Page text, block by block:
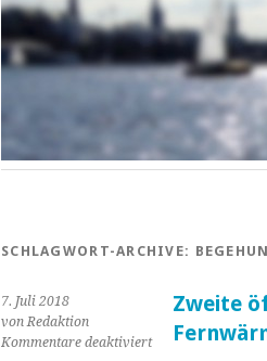
SCHLAGWORT-ARCHIVE:
7. Juli 2018
von Redaktion
Kommentare deaktiviertfür
Zweite